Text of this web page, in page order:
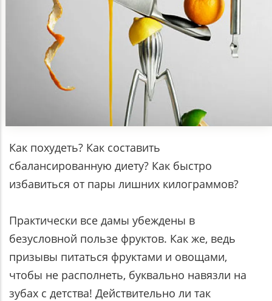
Как похудеть? Как составить
сбалансированную диету? Как быстро
избавиться от пары лишних килограммов?
Практически все дамы убеждены в
безусловной пользе фруктов. Как же, ведь
призывы питаться фруктами и овощами,
чтобы не располнеть, буквально навязли на
зубах с детства! Действительно ли так